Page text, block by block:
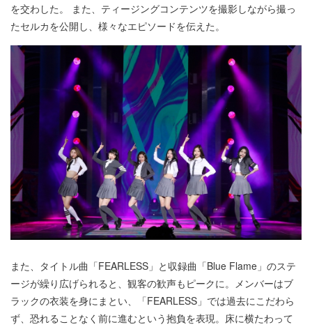
を交わした。 また、ティージングコンテンツを撮影しながら撮っ
たセルカを公開し、様々なエピソードを伝えた。
また、タイトル曲「FEARLESS」と収録曲「Blue Flame」のステ
ージが繰り広げられると、観客の歓声もピークに。メンバーはブ
ラックの衣装を身にまとい、「FEARLESS」では過去にこだわら
ず、恐れることなく前に進むという抱負を表現。床に横たわって